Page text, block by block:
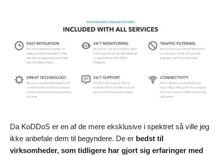
Da KoDDoS er en af de mere eksklusive i spektret så ville jeg
ikke anbefale dem til begyndere. De er bedst til
virksomheder, som tidligere har gjort sig erfaringer med